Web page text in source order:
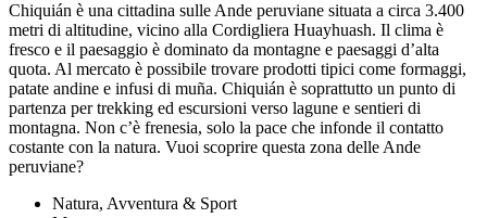
Chiquián è una cittadina sulle Ande peruviane situata a circa 3.400
metri di altitudine, vicino alla Cordigliera Huayhuash. Il clima è
fresco e il paesaggio è dominato da montagne e paesaggi d’alta
quota. Al mercato è possibile trovare prodotti tipici come formaggi,
patate andine e infusi di muña. Chiquián è soprattutto un punto di
partenza per trekking ed escursioni verso lagune e sentieri di
montagna. Non c’è frenesia, solo la pace che infonde il contatto
costante con la natura. Vuoi scoprire questa zona delle Ande
peruviane?
Natura, Avventura & Sport